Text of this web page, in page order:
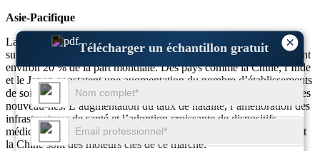
×
Télécharger un échantillon gratuit
Asie-Pacifique
La région Asie-Pacifique devrait connaître la plus forte croissance
sur le marché des compteurs de bilirubine transcutanée, représentant
environ 20 % de la part mondiale. Des pays comme la Chine, l’Inde
et le Japon constatent une augmentation du nombre d’établissements
de soins néonatals et une sensibilisation accrue à la jaunisse chez les
nouveau-nés. L’augmentation du taux de natalité, l’amélioration des
infrastructures de santé et l’adoption croissante de dispositifs
médicaux avancés dans les économies émergentes comme l’Inde et
la Chine sont des moteurs clés de ce marché.